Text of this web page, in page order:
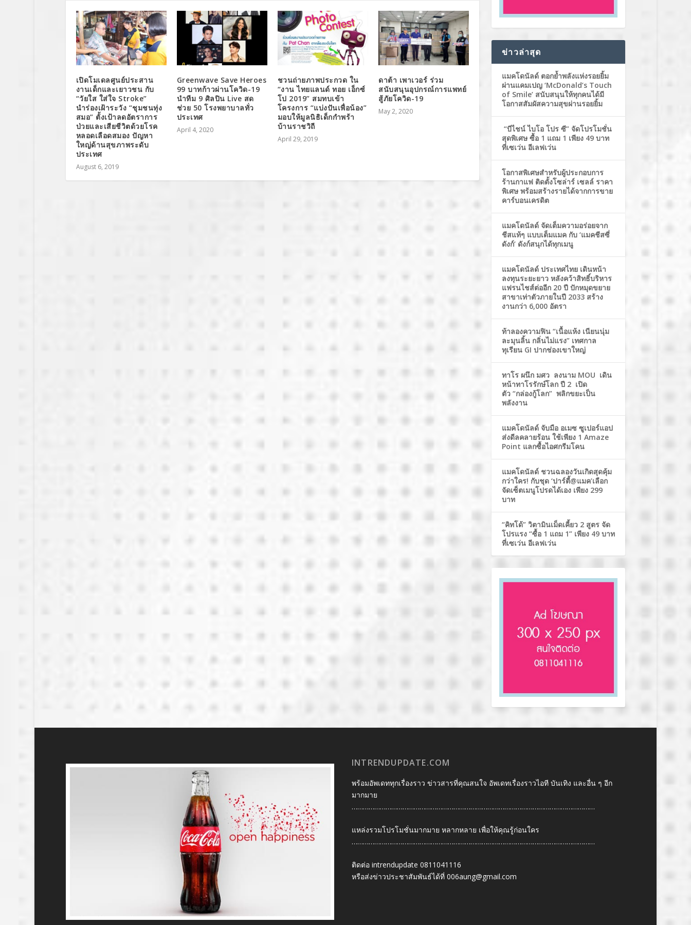
เปิดโมเดลศูนย์ประสาน
งานเด็กและเยาวชน กับ
“วัยใส ใส่ใจ Stroke”
นำร่องเฝ้าระวัง “ชุมชนทุ่ง
สมอ” ตั้งเป้าลดอัตราการ
ป่วยและเสียชีวิตด้วยโรค
หลอดเลือดสมอง ปัญหา
ใหญ่ด้านสุขภาพระดับ
ประเทศ
August 6, 2019
Greenwave Save Heroes
99 บาทก้าวผ่านโควิด-19
นำทีม 9 ศิลปิน Live สด
ช่วย 50 โรงพยาบาลทั่ว
ประเทศ
April 4, 2020
ชวนถ่ายภาพประกวด ใน
“งาน ไทยแลนด์ ทอย เอ็กซ์
โป 2019” สมทบเข้า
โครงการ “แบ่งปันเพื่อน้อง”
มอบให้มูลนิธิเด็กกำพร้า
บ้านราชวิถี
April 29, 2019
ดาต้า เพาเวอร์ ร่วม
สนับสนุนอุปกรณ์การแพทย์
สู้ภัยโควิด-19
May 2, 2020
ข่าวล่าสุด
แมคโดนัลด์ ตอกย้ำพลังแห่งรอยยิ้ม
ผ่านแคมเปญ ‘McDonald’s Touch
of Smile’ สนับสนุนให้ทุกคนได้มี
โอกาสสัมผัสความสุขผ่านรอยยิ้ม
“บีไชน์ ไบโอ โปร ซี” จัดโปรโมชั่น
สุดพิเศษ ซื้อ 1 แถม 1 เพียง 49 บาท
ที่เซเว่น อีเลฟเว่น
โอกาสพิเศษสำหรับผู้ประกอบการ
ร้านกาแฟ ติดตั้งโซล่าร์ เซลล์ ราคา
พิเศษ พร้อมสร้างรายได้จากการขาย
คาร์บอนเครดิต
แมคโดนัลด์ จัดเต็มความอร่อยจาก
ชีสแท้ๆ แบบเต็มแมค กับ ‘แมคชีสซี่
ดังก์’ ดังก์สนุกได้ทุกเมนู
แมคโดนัลด์ ประเทศไทย เดินหน้า
ลงทุนระยะยาว หลังคว้าสิทธิ์บริหาร
แฟรนไชส์ต่ออีก 20 ปี ปักหมุดขยาย
สาขาเท่าตัวภายในปี 2033 สร้าง
งานกว่า 6,000 อัตรา
ท้าลองความฟิน “เนื้อแห้ง เนียนนุ่ม
ละมุนลิ้น กลิ่นไม่แรง” เทศกาล
ทุเรียน GI ปากช่องเขาใหญ่
ทาโร ผนึก มศว ลงนาม MOU เดิน
หน้าทาโรรักษ์โลก ปี 2 เปิด
ตัว “กล่องกู้โลก” พลิกขยะเป็น
พลังงาน
แมคโดนัลด์ จับมือ อเมซ ซูเปอร์แอป
ส่งดีลคลายร้อน ใช้เพียง 1 Amaze
Point แลกซื้อไอศกรีมโคน
แมคโดนัลด์ ชวนฉลองวันเกิดสุดคุ้ม
กว่าใคร! กับชุด ‘ปาร์ตี้@แมค’เลือก
จัดเซ็ตเมนูโปรดได้เอง เพียง 299
บาท
“คิทโด้” วิตามินเม็ดเคี้ยว 2 สูตร จัด
โปรแรง “ซื้อ 1 แถม 1” เพียง 49 บาท
ที่เซเว่น อีเลฟเว่น
INTRENDUPDATE.COM
พร้อมอัพเดททุกเรื่องราว ข่าวสารที่คุณสนใจ อัพเดทเรื่องราวไอที บันเทิง และอื่น ๆ อีก
มากมาย
…………………………………………………………………………………………………………………
แหล่งรวมโปรโมชั่นมากมาย หลากหลาย เพื่อให้คุณรู้ก่อนใคร
…………………………………………………………………………………………………………………
ติดต่อ intrendupdate 0811041116
หรือส่งข่าวประชาสัมพันธ์ได้ที่ 006aung@gmail.com